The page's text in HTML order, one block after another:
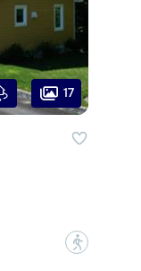
17
?